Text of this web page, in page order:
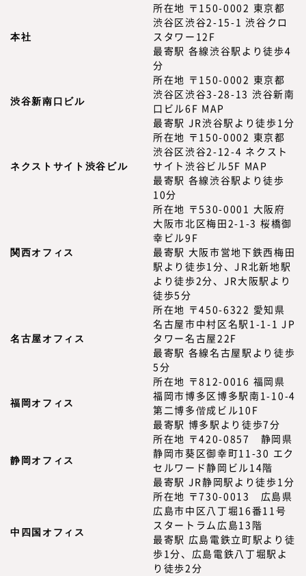
本社
所在地 〒150-0002 東京都
渋谷区渋谷2-15-1 渋谷クロ
スタワー12F
最寄駅 各線渋谷駅より徒歩4
分
渋谷新南口ビル
所在地 〒150-0002 東京都
渋谷区渋谷3-28-13 渋谷新南
口ビル6F MAP
最寄駅 JR渋谷駅より徒歩1分
ネクストサイト渋谷ビル
所在地 〒150-0002 東京都
渋谷区渋谷2-12-4 ネクスト
サイト渋谷ビル5F MAP
最寄駅 各線渋谷駅より徒歩
10分
関西オフィス
所在地 〒530-0001 大阪府
大阪市北区梅田2-1-3 桜橋御
幸ビル9F
最寄駅 大阪市営地下鉄西梅田
駅より徒歩1分、JR北新地駅
より徒歩2分、JR大阪駅より
徒歩5分
名古屋オフィス
所在地 〒450-6322 愛知県
名古屋市中村区名駅1-1-1 JP
タワー名古屋22F
最寄駅 各線名古屋駅より徒歩
5分
福岡オフィス
所在地 〒812-0016 福岡県
福岡市博多区博多駅南1-10-4
第二博多偕成ビル10F
最寄駅 博多駅より徒歩7分
静岡オフィス
所在地 〒420-0857 静岡県
静岡市葵区御幸町11-30 エク
セルワード静岡ビル14階
最寄駅 JR静岡駅より徒歩1分
中四国オフィス
所在地 〒730-0013 広島県
広島市中区八丁堀16番11号
スタートラム広島13階
最寄駅 広島電鉄立町駅より徒
歩1分、広島電鉄八丁堀駅よ
り徒歩2分